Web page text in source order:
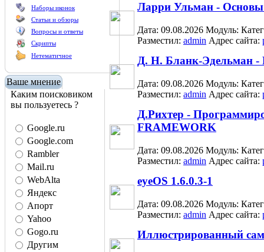
Наборы иконок
Статьи и обзоры
Вопросы и ответы
Скрипты
Нетематичное
Ваше мнение
Каким поисковиком
вы пользуетесь ?
Google.ru
Google.com
Rambler
Mail.ru
WebAlta
Яндекс
Апорт
Yahoo
Gogo.ru
Другим
Ларри Ульман -
Дата: 09.08.2026 Модуль:
Разместил: admin Адрес сайта:
Д. Н. Бланк-Эдельман -
Дата: 09.08.2026 Модуль:
Разместил: admin Адрес сайта:
Д.Рихтер -
FRAMEWORK
Дата: 09.08.2026 Модуль:
Разместил: admin Адрес сайта:
eyeOS 1.6.0.3-1
Дата: 09.08.2026 Модуль:
Разместил: admin Адрес сайта:
Иллюстрированный